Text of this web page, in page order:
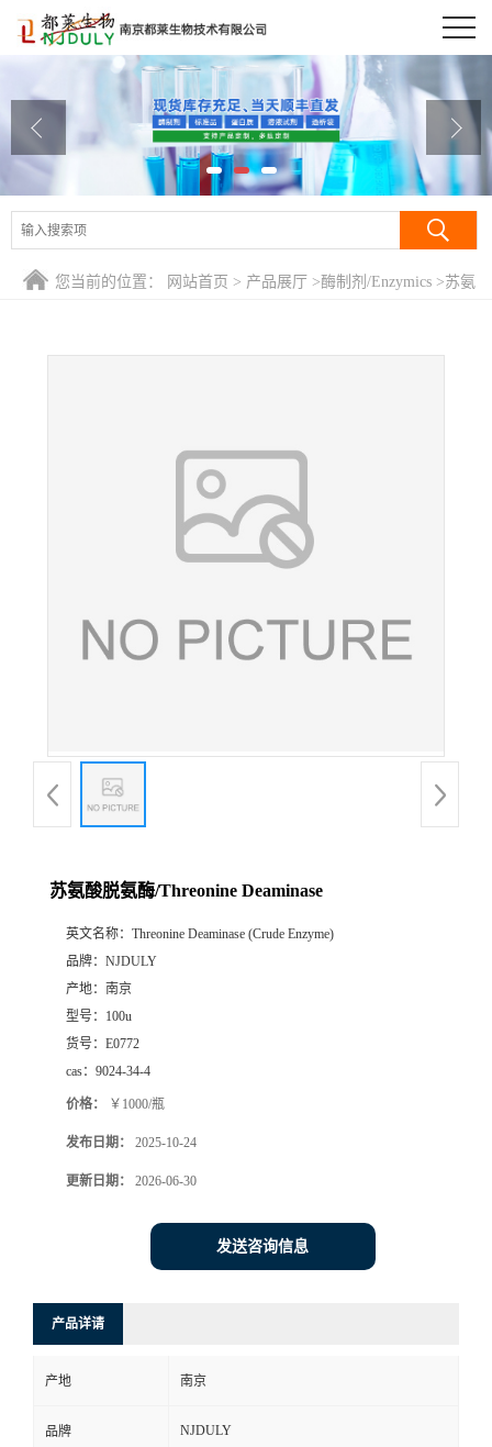
公司介绍
产品展厅
证书荣誉
您当前的位置： 网站首页 > 产品展厅 >酶制剂/Enzymics >苏氨
苏氨酸脱氨酶/Threonine Deaminase
英文名称： Threonine Deaminase (Crude Enzyme)
品牌： NJDULY
产地： 南京
型号： 100u
货号： E0772
cas： 9024-34-4
价格： ￥1000/瓶
发布日期： 2025-10-24
更新日期： 2026-06-30
发送咨询信息
产品详请
产地 南京
品牌 NJDULY